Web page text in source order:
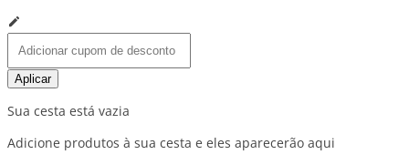
Aplicar
Sua cesta está vazia
Adicione produtos à sua cesta e eles aparecerão aqui